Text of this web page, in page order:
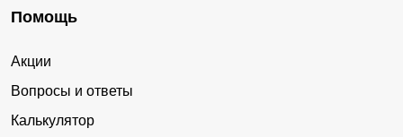
Помощь
Акции
Вопросы и ответы
Калькулятор